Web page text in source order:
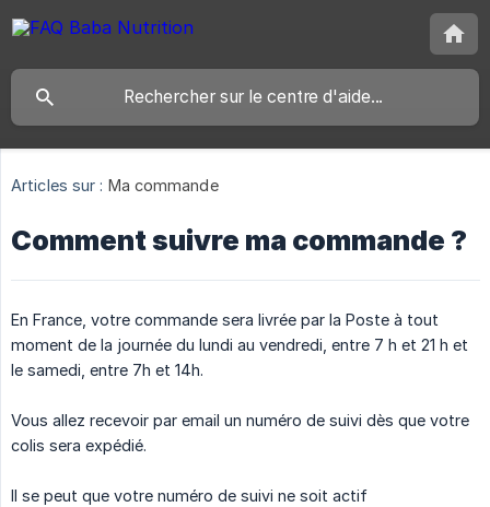
Articles sur : Ma commande
Comment suivre ma commande ?
En France, votre commande sera livrée par la Poste à tout
moment de la journée du lundi au vendredi, entre 7 h et 21 h et
le samedi, entre 7h et 14h.
Vous allez recevoir par email un numéro de suivi dès que votre
colis sera expédié.
Il se peut que votre numéro de suivi ne soit actif